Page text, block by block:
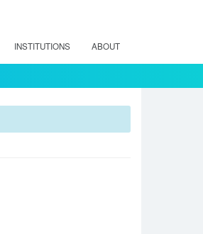
INSTITUTIONS ABOUT